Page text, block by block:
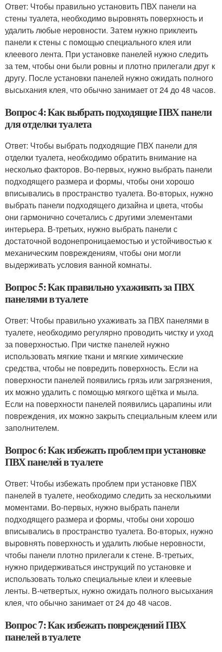
Ответ: Чтобы правильно установить ПВХ панели на
стены туалета, необходимо выровнять поверхность и
удалить любые неровности. Затем нужно приклеить
панели к стены с помощью специального клея или
клеевого лента. При установке панелей нужно следить
за тем, чтобы они были ровны и плотно прилегали друг к
другу. После установки панелей нужно ожидать полного
высыхания клея, что обычно занимает от 24 до 48 часов.
Вопрос 4: Как выбрать подходящие ПВХ панели
для отделки туалета
Ответ: Чтобы выбрать подходящие ПВХ панели для
отделки туалета, необходимо обратить внимание на
несколько факторов. Во-первых, нужно выбрать панели
подходящего размера и формы, чтобы они хорошо
вписывались в пространство туалета. Во-вторых, нужно
выбрать панели подходящего дизайна и цвета, чтобы
они гармонично сочетались с другими элементами
интерьера. В-третьих, нужно выбрать панели с
достаточной водонепроницаемостью и устойчивостью к
механическим повреждениям, чтобы они могли
выдерживать условия ванной комнаты.
Вопрос 5: Как правильно ухаживать за ПВХ
панелями в туалете
Ответ: Чтобы правильно ухаживать за ПВХ панелями в
туалете, необходимо регулярно проводить чистку и уход
за поверхностью. При чистке панелей нужно
использовать мягкие ткани и мягкие химические
средства, чтобы не повредить поверхность. Если на
поверхности панелей появились грязь или загрязнения,
их можно удалить с помощью мягкого щётка и мыла.
Если на поверхности панелей появились царапины или
повреждения, их можно закрыть специальным клеем или
заполнителем.
Вопрос 6: Как избежать проблем при установке
ПВХ панелей в туалете
Ответ: Чтобы избежать проблем при установке ПВХ
панелей в туалете, необходимо следить за несколькими
моментами. Во-первых, нужно выбрать панели
подходящего размера и формы, чтобы они хорошо
вписывались в пространство туалета. Во-вторых, нужно
выровнять поверхность и удалить любые неровности,
чтобы панели плотно прилегали к стене. В-третьих,
нужно придерживаться инструкций по установке и
использовать только специальные клеи и клеевые
ленты. В-четвертых, нужно ожидать полного высыхания
клея, что обычно занимает от 24 до 48 часов.
Вопрос 7: Как избежать повреждений ПВХ
панелей в туалете